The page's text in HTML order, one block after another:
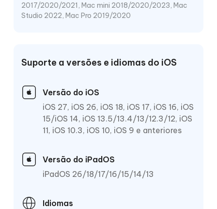
2017/2020/2021, Mac mini 2018/2020/2023, Mac
Studio 2022, Mac Pro 2019/2020
Suporte a versões e idiomas do iOS
Versão do iOS
iOS 27, iOS 26, iOS 18, iOS 17, iOS 16, iOS
15/iOS 14, iOS 13.5/13.4/13/12.3/12, iOS
11, iOS 10.3, iOS 10, iOS 9 e anteriores
Versão do iPadOS
iPadOS 26/18/17/16/15/14/13
Idiomas